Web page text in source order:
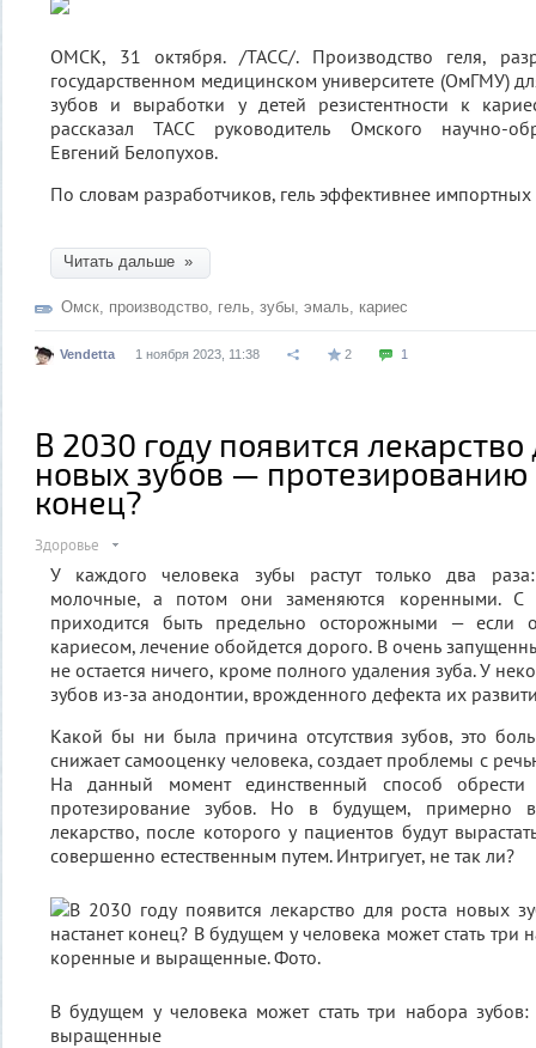
ОМСК, 31 октября. /ТАСС/. Производство геля,
государственном медицинском университете (ОмГМУ)
зубов и выработки у детей резистентности к
рассказал ТАСС руководитель Омского научно-
Евгений Белопухов.
По словам разработчиков, гель эффективнее импортных
Читать дальше »
Омск, производство, гель, зубы, эмаль, кариес
Vendetta 1 ноября 2023, 11:38 2 1
В 2030 году появится лекарство
новых зубов — протезированию
конец?
Здоровье
У каждого человека зубы растут только два
молочные, а потом они заменяются коренными.
приходится быть предельно осторожными — если
кариесом, лечение обойдется дорого. В очень
не остается ничего, кроме полного удаления зуба. У
зубов из-за анодонтии, врожденного дефекта их
Какой бы ни была причина отсутствия зубов, это
снижает самооценку человека, создает проблемы с
На данный момент единственный способ обрести
протезирование зубов. Но в будущем, примерно
лекарство, после которого у пациентов будут
совершенно естественным путем. Интригует, не так ли?
В будущем у человека может стать три набора
выращенные